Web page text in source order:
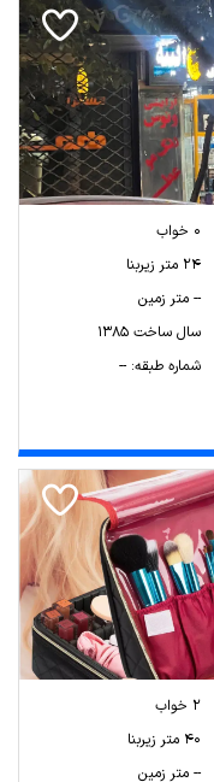
0 خواب
24 متر زیربنا
-- متر زمین
سال ساخت 1385
شماره طبقه: --
2 خواب
40 متر زیربنا
-- متر زمین